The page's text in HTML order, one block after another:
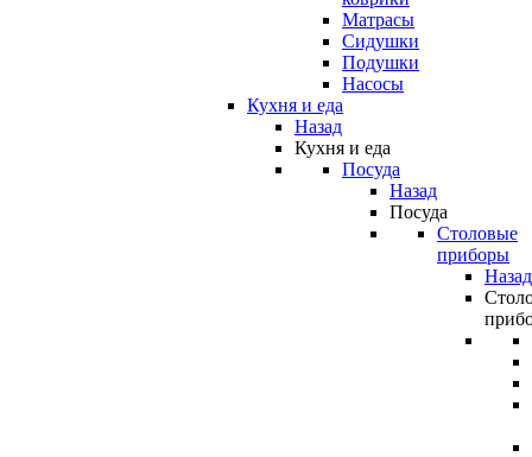
Матрасы
Сидушки
Подушки
Насосы
Кухня и еда
Назад
Кухня и еда
Посуда
Назад
Посуда
Столовые
приборы
Назад